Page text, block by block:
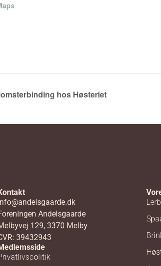
hos Høsteriet
Andelsgaarde
129, 3370 Melby
39432943